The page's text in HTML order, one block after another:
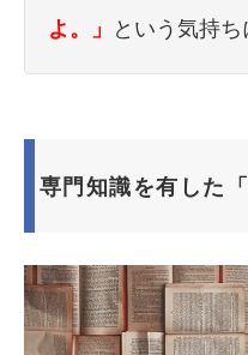
よ。」
という気持ち
専門知識を有した